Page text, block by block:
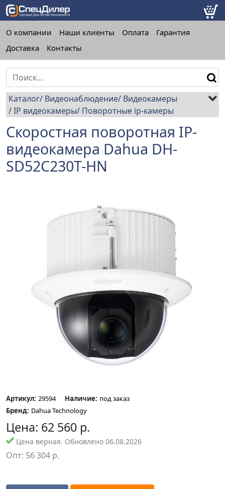
О компании Наши клиенты Оплата
Гарантия
Доставка
Контакты
Каталог Видеонаблюдение Видеокамеры
IP видеокамеры Поворотные ip-камеры
Скоростная поворотная IP-
видеокамера Dahua DH-
SD52C230T-HN
Артикул: 29594 Наличие: под заказ
Бренд: Dahua Technology
Цена: 62 560 р.
Цена верная. Обновлено 06.08.2026
Опт: 56 304 р.